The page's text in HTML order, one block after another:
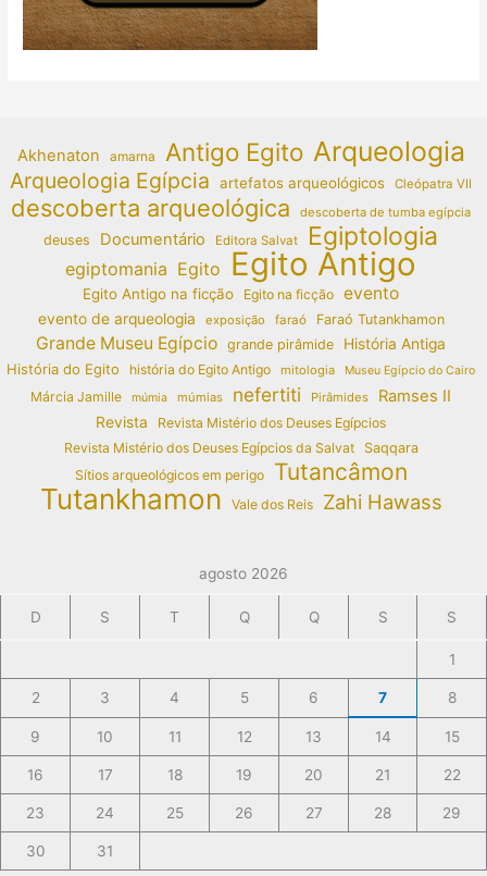
Akhenaton amarna Antigo Egito Arqueologia
Arqueologia Egípcia artefatos arqueológicos Cleópatra VII
descoberta arqueológica descoberta de tumba egípcia
deuses Documentário Editora Salvat Egiptologia
egiptomania Egito Egito Antigo
Egito Antigo na ficção Egito na ficção evento
evento de arqueologia exposição faraó Faraó Tutankhamon
Grande Museu Egípcio grande pirâmide
História Antiga
História do Egito
história do Egito Antigo mitologia Museu Egípcio do Cairo
Márcia Jamille múmia múmias nefertiti Pirâmides Ramses II
Revista
Revista Mistério dos Deuses Egípcios
Revista Mistério dos Deuses Egípcios da Salvat
Saqqara
Sítios arqueológicos em perigo
Tutancâmon
Tutankhamon Vale dos Reis Zahi Hawass
agosto 2026
D S T Q Q S S
1
2 3 4 5 6 7 8
9 10 11 12 13 14 15
16 17 18 19 20 21 22
23 24 25 26 27 28 29
30 31